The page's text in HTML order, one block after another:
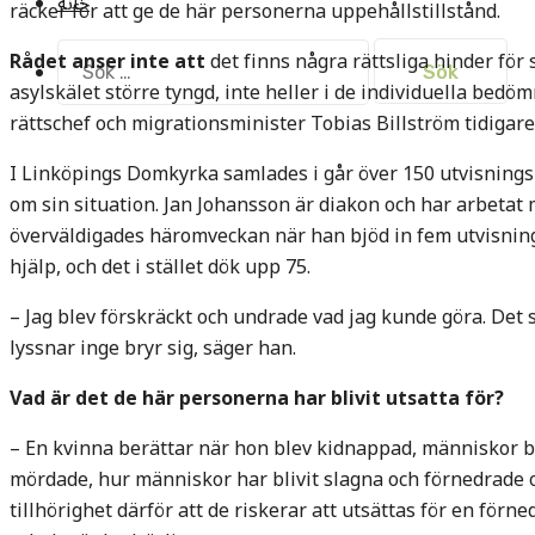
Sök
efter:
räcker för att ge de här personerna uppehållstillstånd.
Rådet anser inte attdet finns några rättsliga hinder för
asylskälet större tyngd, inte heller i de individuella
rättschef och migrationsminister Tobias Billström
I Linköpings Domkyrka samlades i går över 150
om sin situation. Jan Johansson är diakon och har
överväldigades häromveckan när han bjöd in fem
hjälp, och det i stället dök upp 75.
– Jag blev förskräckt och undrade vad jag kunde göra.
lyssnar inge bryr sig, säger han.
Vad är det de här personerna har blivit utsatta för?
– En kvinna berättar när hon blev kidnappad,
mördade, hur människor har blivit slagna och
tillhörighet därför att de riskerar att utsättas för en